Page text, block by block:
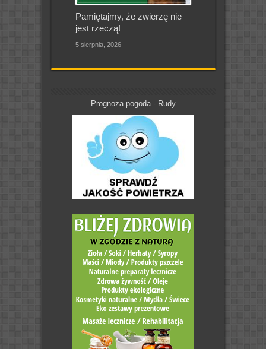
Pamiętajmy, że zwierzę nie
jest rzeczą!
5 sierpnia, 2026
Prognoza pogoda - Rudy